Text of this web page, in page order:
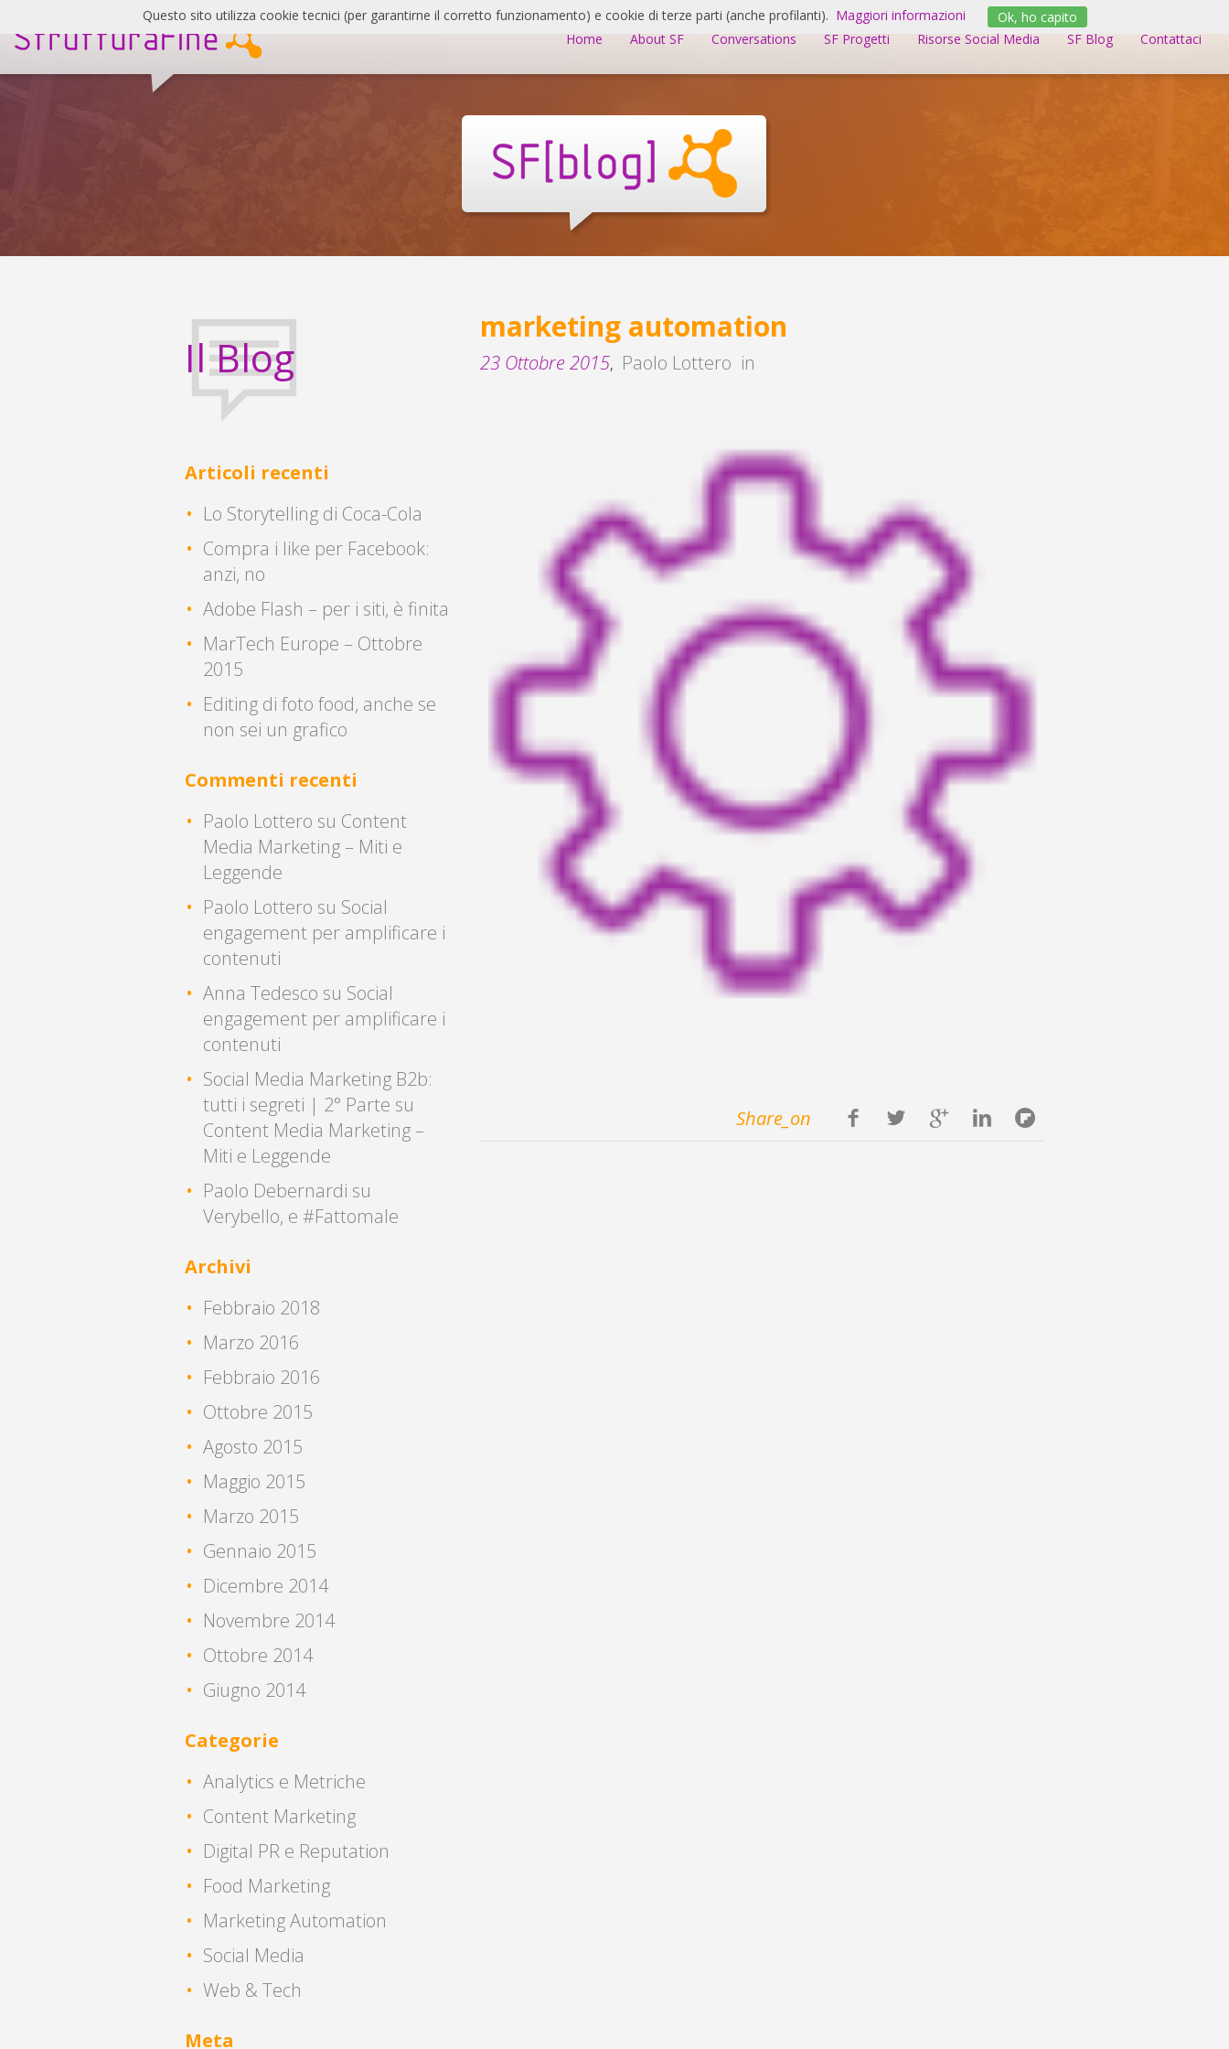
contenuto
Home About SF Conversations SF Progetti Risorse Social Media SF Blog Contattaci
Blog
marketing automation
23 Ottobre 2015, Paolo Lottero in
Share_on
Il Blog
Articoli recenti
Lo Storytelling di Coca-Cola
Compra i like per Facebook:
anzi, no
Adobe Flash – per i siti, è finita
MarTech Europe – Ottobre
2015
Editing di foto food, anche se
non sei un grafico
Commenti recenti
Paolo Lottero su Content
Media Marketing – Miti e
Leggende
Paolo Lottero su Social
engagement per amplificare i
contenuti
Anna Tedesco su Social
engagement per amplificare i
contenuti
Social Media Marketing B2b:
tutti i segreti | 2° Parte su
Content Media Marketing –
Miti e Leggende
Paolo Debernardi su
Verybello, e #Fattomale
Archivi
Febbraio 2018
Marzo 2016
Febbraio 2016
Ottobre 2015
Agosto 2015
Maggio 2015
Marzo 2015
Gennaio 2015
Dicembre 2014
Novembre 2014
Ottobre 2014
Giugno 2014
Categorie
Analytics e Metriche
Content Marketing
Digital PR e Reputation
Food Marketing
Marketing Automation
Social Media
Web & Tech
Meta
Questo sito utilizza cookie tecnici (per garantirne il corretto funzionamento) e cookie di terze parti (anche profilanti). Maggiori informazioni Ok, ho capito